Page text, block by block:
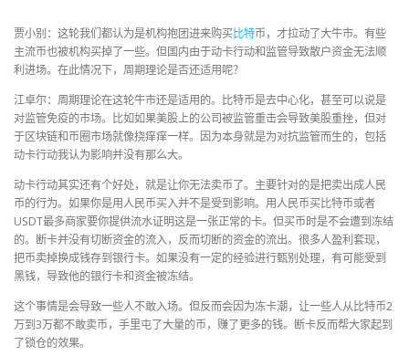
贾小别：这轮我们都认为是机构抱团进来购买比特币，才拉动了大牛市。有些
主流币也被机构买掉了一些。但国内由于动卡行动和监管导致散户资金无法顺
利进场。在此情况下，周期理论是否还适用呢？
江卓尔：周期理论在这轮牛市还是适用的。比特币是去中心化，甚至可以说是
对监管免疫的市场。比如如果美股上的公司被监管重击会导致美股重挫，但对
于区块链和币圈市场就像挠痒痒一样。因为本身就是为对抗监管而生的，包括
动卡行动我认为影响并没有那么大。
动卡行动其实还有个好处，就是让你无法卖币了。主要针对的是把卖出成人民
币的行为。如果你是用人民币买入并不是受到影响。用人民币买比特币或者
USDT最多商家要你提供流水证明这是一张正常的卡。但买币时是不会遭到冻结
的。断卡并没有切断资金的流入，反而切断的资金的流出。很多人盈利套现，
把币卖掉换成钱存到银行卡。如果没有一定的经验进行甄别处理，有可能受到
黑钱，导致他的银行卡和资金被冻结。
这个事情是会导致一些人不敢入场。但反而会因为冻卡潮，让一些人从比特币2
万到3万都不敢卖币，手里屯了大量的币，赚了更多的钱。断卡反而帮大家起到
了锁仓的效果。